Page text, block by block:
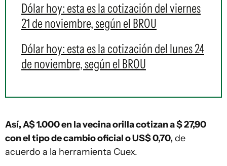
Dólar hoy: esta es la cotización del viernes
21 de noviembre, según el BROU
Dólar hoy: esta es la cotización del lunes 24
de noviembre, según el BROU
Así, A$ 1.000 en la vecina orilla cotizan a $ 27,90
con el tipo de cambio oficial o US$ 0,70, de
acuerdo a la herramienta Cuex.